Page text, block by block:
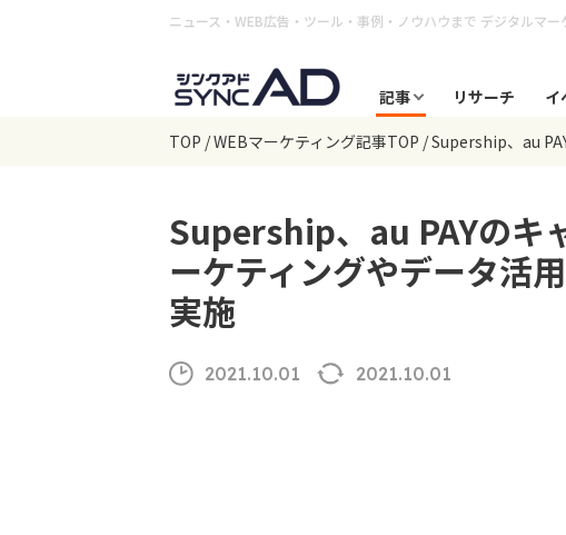
ニュース・WEB広告・ツール・事例・ノウハウまで デジタルマー
記事 リサーチ イ
TOP WEBマーケティング記事TOP Supership、au
Supership、au PAYのキ
ーケティングやデータ活
実施
2021.10.01 2021.10.01